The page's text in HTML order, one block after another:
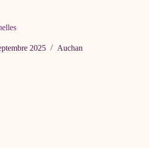
2025 Auchan